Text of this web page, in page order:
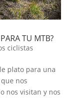
TU MTB?
ciclistas
plato para una
nos
nos visitan y nos